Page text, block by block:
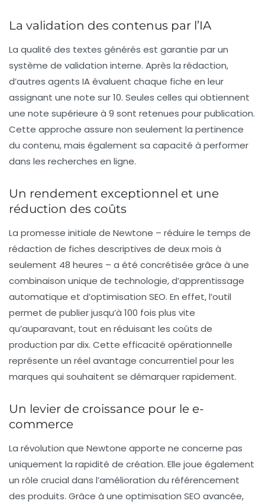
La validation des contenus par l’IA
La qualité des textes générés est garantie par un
système de validation interne. Après la rédaction,
d’autres agents IA évaluent chaque fiche en leur
assignant une note sur 10. Seules celles qui obtiennent
une note supérieure à 9 sont retenues pour publication.
Cette approche assure non seulement la pertinence
du contenu, mais également sa capacité à performer
dans les recherches en ligne.
Un rendement exceptionnel et une
réduction des coûts
La promesse initiale de Newtone – réduire le temps de
rédaction de fiches descriptives de deux mois à
seulement 48 heures – a été concrétisée grâce à une
combinaison unique de technologie, d’apprentissage
automatique et d’optimisation SEO. En effet, l’outil
permet de publier jusqu’à 100 fois plus vite
qu’auparavant, tout en réduisant les coûts de
production par dix. Cette efficacité opérationnelle
représente un réel avantage concurrentiel pour les
marques qui souhaitent se démarquer rapidement.
Un levier de croissance pour le e-
commerce
La révolution que Newtone apporte ne concerne pas
uniquement la rapidité de création. Elle joue également
un rôle crucial dans l’amélioration du référencement
des produits. Grâce à une optimisation SEO avancée,